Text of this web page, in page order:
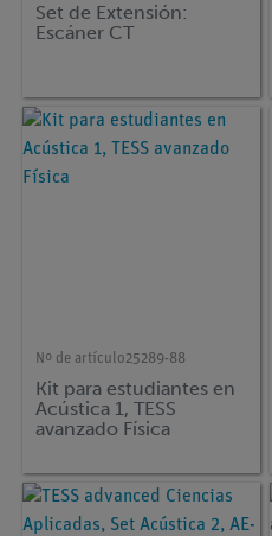
Set de Extensión:
Escáner CT
Nº de artículo25289-88
Kit para estudiantes en
Acústica 1, TESS
avanzado Física